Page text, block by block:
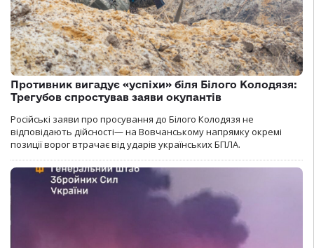
Противник вигадує «успіхи» біля Білого Колодязя:
Трегубов спростував заяви окупантів
Російські заяви про просування до Білого Колодязя не
відповідають дійсності— на Вовчанському напрямку окремі
позиції ворог втрачає від ударів українських БПЛА.